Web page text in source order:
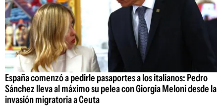
España comenzó a pedirle pasaportes a los italianos: Pedro
Sánchez lleva al máximo su pelea con Giorgia Meloni desde la
invasión migratoria a Ceuta